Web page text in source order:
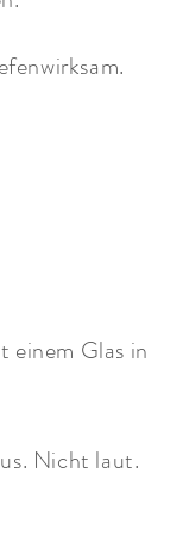
einem Glas in
Nicht laut.